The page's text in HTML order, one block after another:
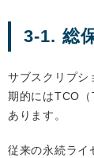
3-1. 総
サブスクリプシ
期的にはTCO
あります。
従来の永続ライ